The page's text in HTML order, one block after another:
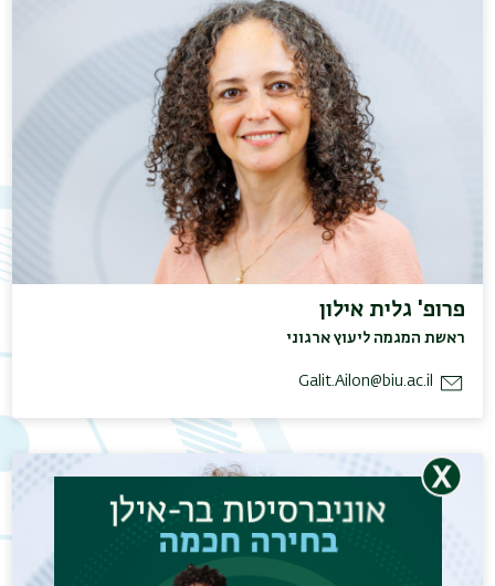
פרופ' גלית אילון
ראשת המגמה ליעוץ ארגוני
Galit.Ailon@biu.ac.il